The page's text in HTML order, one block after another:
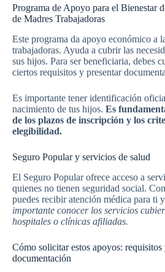
Programa de Apoyo para el Bienestar
de Madres Trabajadoras
Este programa da apoyo económico a
trabajadoras. Ayuda a cubrir las
sus hijos. Para ser beneficiaria, debes
ciertos requisitos y presentar
Es importante tener identificación
nacimiento de tus hijos. Es
de los plazos de inscripción y los
elegibilidad.
Seguro Popular y servicios de salud
El Seguro Popular ofrece acceso a
quienes no tienen seguridad social.
puedes recibir atención médica para ti
importante conocer los servicios
hospitales o clínicas afiliadas.
Cómo solicitar estos apoyos: requisitos
documentación